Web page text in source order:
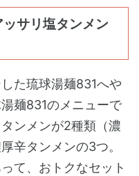
サリ塩タンメン
た琉球湯麺831へや
麺831のメニューで
ンメンが2種類（濃
辛タンメンの3つ。
て、おトクなセット